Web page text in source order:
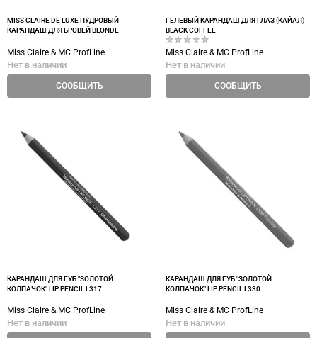
MISS CLAIRE DE LUXE ПУДРОВЫЙ
КАРАНДАШ ДЛЯ БРОВЕЙ BLONDE
Miss Claire & MC ProfLine
Нет в наличии
СООБЩИТЬ
ГЕЛЕВЫЙ КАРАНДАШ ДЛЯ ГЛАЗ (КАЙАЛ)
BLACK COFFEE
Miss Claire & MC ProfLine
Нет в наличии
СООБЩИТЬ
КАРАНДАШ ДЛЯ ГУБ "ЗОЛОТОЙ
КОЛПАЧОК" LIP PENCIL L317
Miss Claire & MC ProfLine
Нет в наличии
КАРАНДАШ ДЛЯ ГУБ "ЗОЛОТОЙ
КОЛПАЧОК" LIP PENCIL L330
Miss Claire & MC ProfLine
Нет в наличии